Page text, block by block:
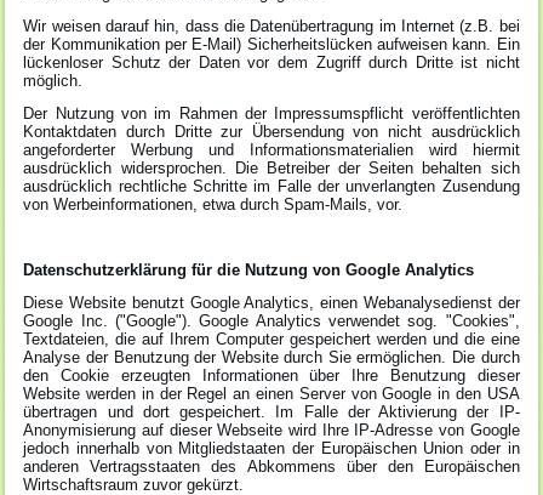
Wir weisen darauf hin, dass die Datenübertragung im Internet (z.B. bei
der Kommunikation per E-Mail) Sicherheitslücken aufweisen kann. Ein
lückenloser Schutz der Daten vor dem Zugriff durch Dritte ist nicht
möglich.
Der Nutzung von im Rahmen der Impressumspflicht veröffentlichten
Kontaktdaten durch Dritte zur Übersendung von nicht ausdrücklich
angeforderter Werbung und Informationsmaterialien wird hiermit
ausdrücklich widersprochen. Die Betreiber der Seiten behalten sich
ausdrücklich rechtliche Schritte im Falle der unverlangten Zusendung
von Werbeinformationen, etwa durch Spam-Mails, vor.
Datenschutzerklärung für die Nutzung von Google Analytics
Diese Website benutzt Google Analytics, einen Webanalysedienst der
Google Inc. ("Google"). Google Analytics verwendet sog. "Cookies",
Textdateien, die auf Ihrem Computer gespeichert werden und die eine
Analyse der Benutzung der Website durch Sie ermöglichen. Die durch
den Cookie erzeugten Informationen über Ihre Benutzung dieser
Website werden in der Regel an einen Server von Google in den USA
übertragen und dort gespeichert. Im Falle der Aktivierung der IP-
Anonymisierung auf dieser Webseite wird Ihre IP-Adresse von Google
jedoch innerhalb von Mitgliedstaaten der Europäischen Union oder in
anderen Vertragsstaaten des Abkommens über den Europäischen
Wirtschaftsraum zuvor gekürzt.